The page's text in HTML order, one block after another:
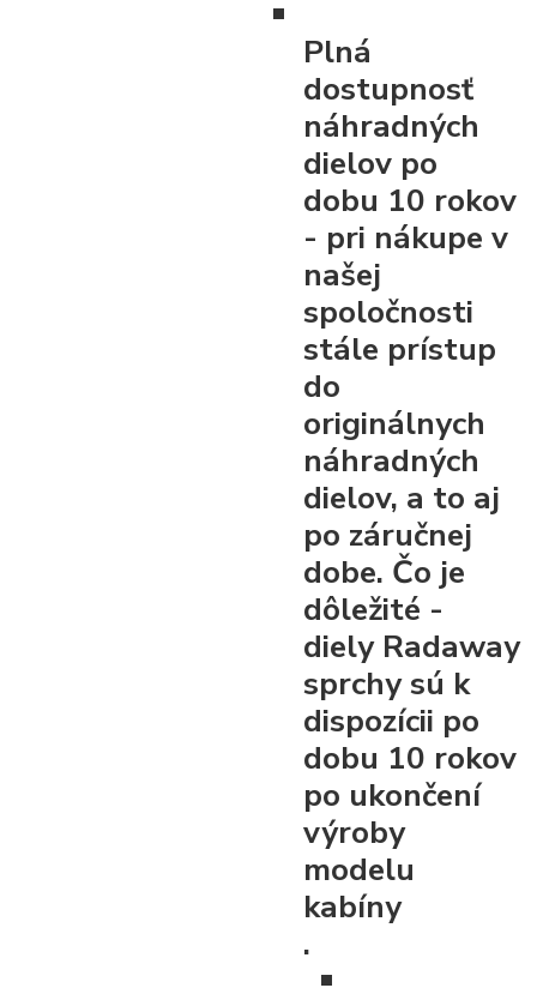
Plná
dostupnosť
náhradných
dielov po
dobu 10 rokov
- pri nákupe v
našej
spoločnosti
stále prístup
do
originálnych
náhradných
dielov, a to aj
po záručnej
dobe. Čo je
dôležité -
diely Radaway
sprchy sú k
dispozícii po
dobu 10 rokov
po ukončení
výroby
modelu
kabíny
.